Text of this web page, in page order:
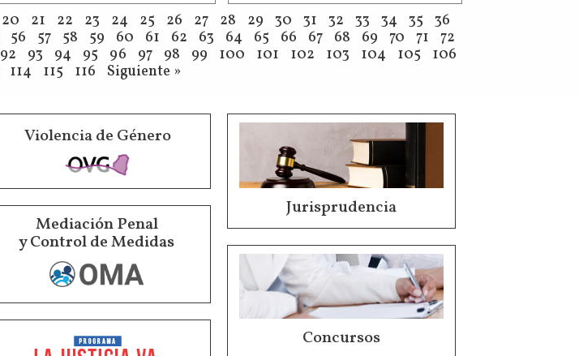
20 21 22 23 24 25 26 27 28 29 30 31 32 33 34 35 36
56 57 58 59 60 61 62 63 64 65 66 67 68 69 70 71 72
92 93 94 95 96 97 98 99 100 101 102 103 104 105
106
114 115 116 Siguiente »
Violencia de Género
Mediación Penal
y Control de Medidas
Jurisprudencia
Concursos